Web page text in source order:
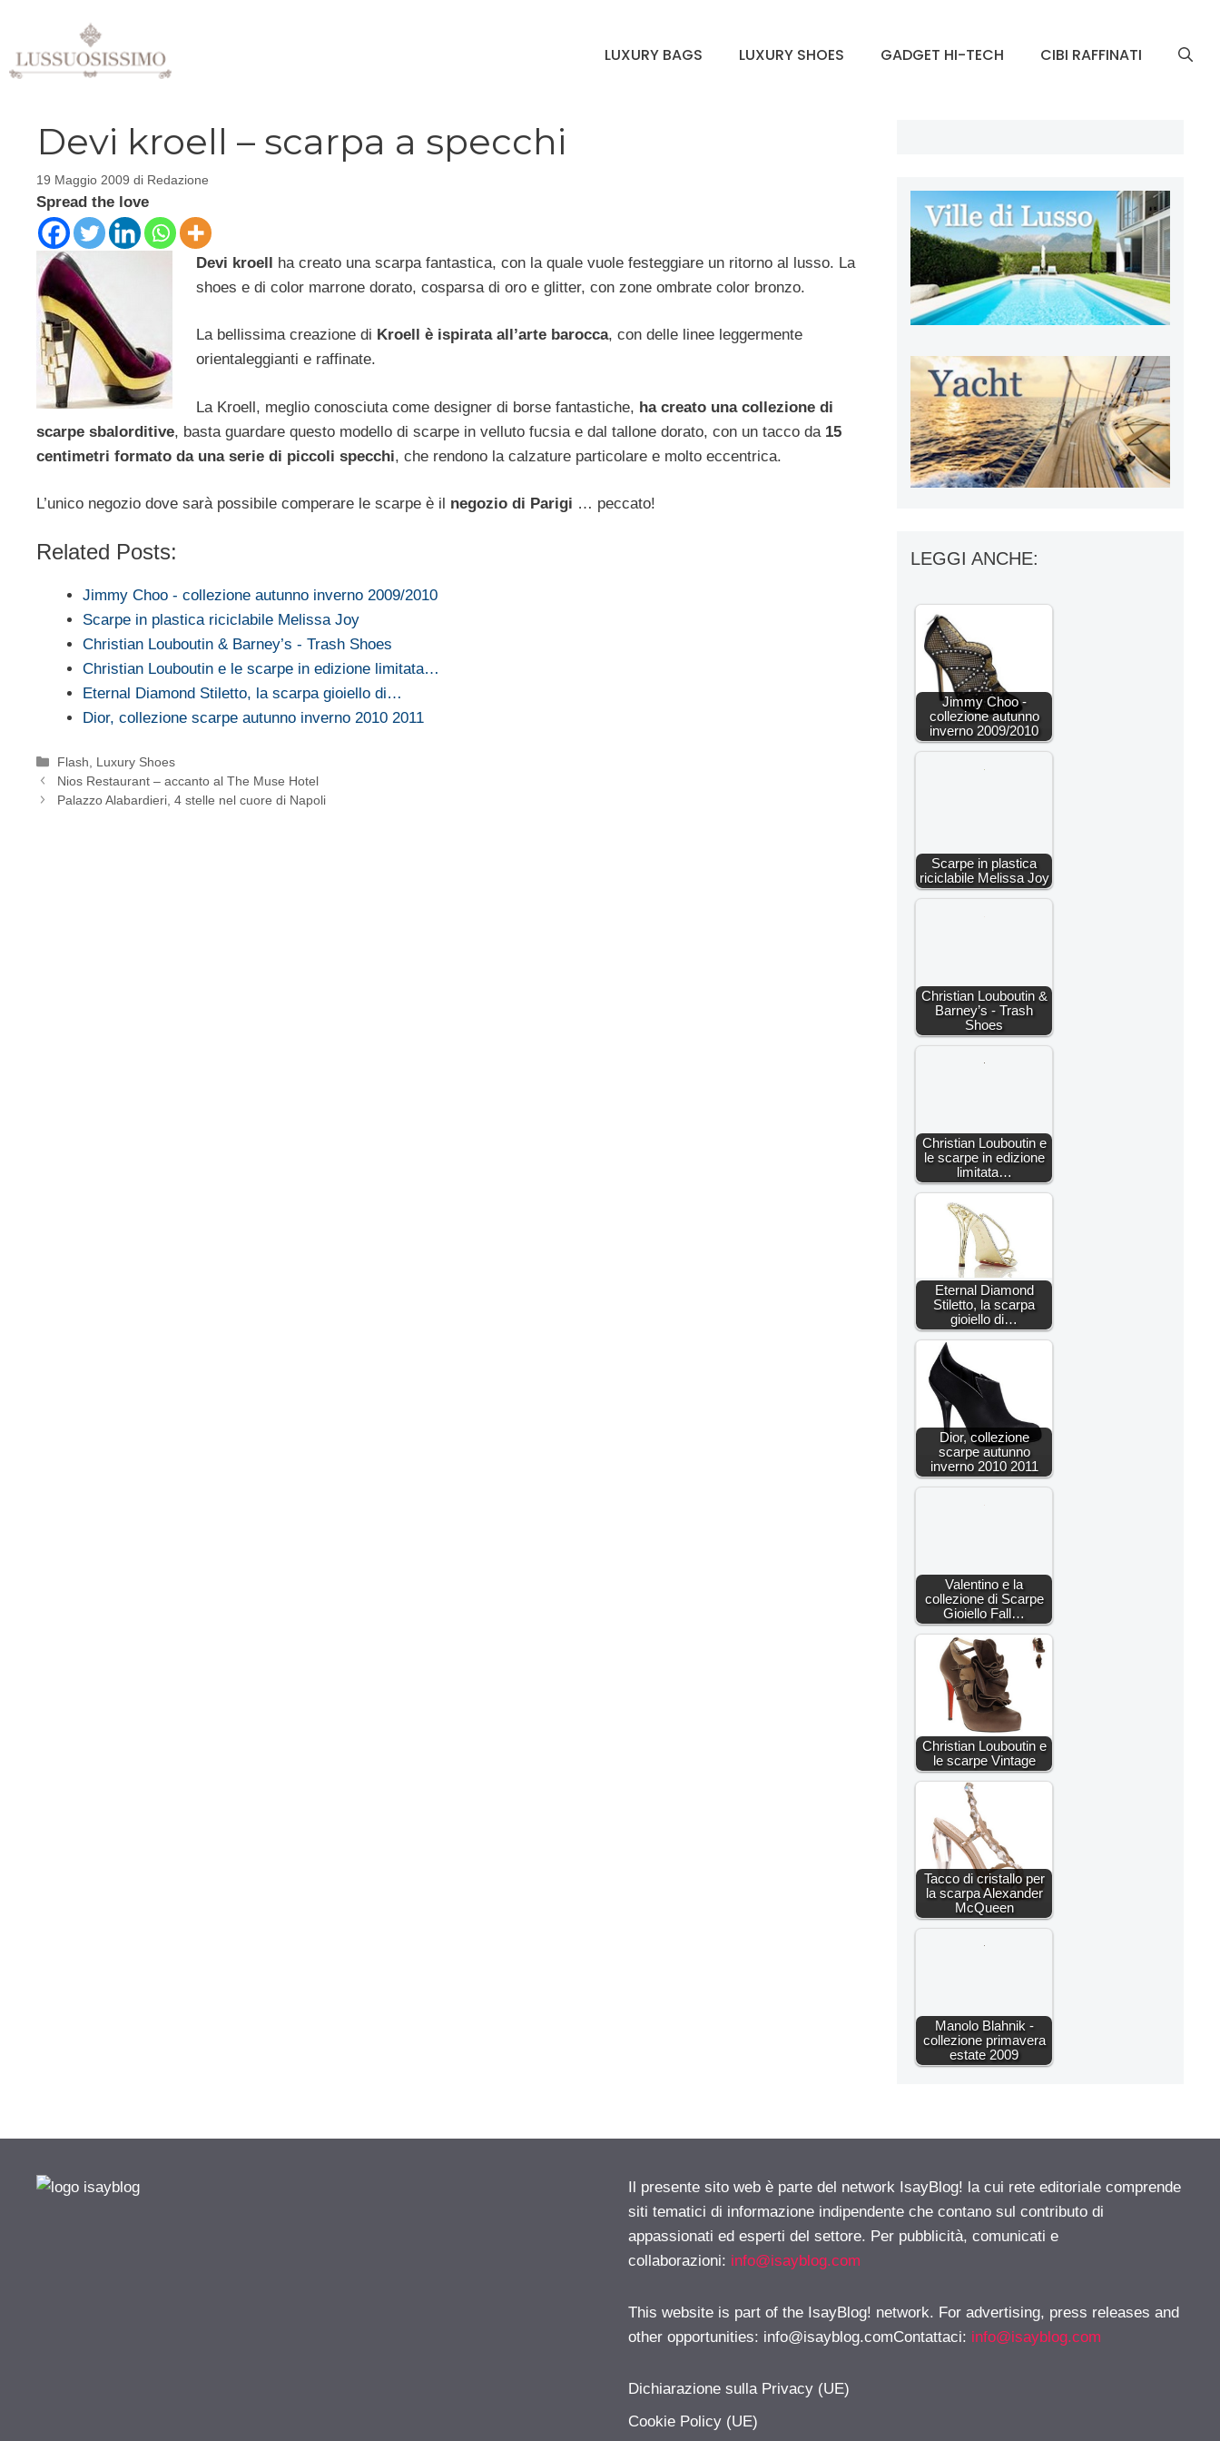
contenuto
LUXURY BAGS LUXURY SHOES GADGET HI-TECH CIBI RAFFINATI
Devi kroell – scarpa a specchi
19 Maggio 2009 di Redazione
Spread the love
Devi kroell ha creato una scarpa fantastica, con la quale vuole festeggiare un ritorno al lusso. La
shoes e di color marrone dorato, cosparsa di oro e glitter, con zone ombrate color bronzo.
La bellissima creazione di Kroell è ispirata all’arte barocca, con delle linee leggermente
orientaleggianti e raffinate.
La Kroell, meglio conosciuta come designer di borse fantastiche, ha creato una collezione di
scarpe sbalorditive, basta guardare questo modello di scarpe in velluto fucsia e dal tallone dorato, con un tacco da 15
centimetri formato da una serie di piccoli specchi, che rendono la calzature particolare e molto eccentrica.
L’unico negozio dove sarà possibile comperare le scarpe è il negozio di Parigi … peccato!
Related Posts:
Jimmy Choo - collezione autunno inverno 2009/2010
Scarpe in plastica riciclabile Melissa Joy
Christian Louboutin & Barney’s - Trash Shoes
Christian Louboutin e le scarpe in edizione limitata…
Eternal Diamond Stiletto, la scarpa gioiello di…
Dior, collezione scarpe autunno inverno 2010 2011
Categorie
Flash
Luxury Shoes
Nios Restaurant – accanto al The Muse Hotel
Palazzo Alabardieri, 4 stelle nel cuore di Napoli
LEGGI ANCHE:
Jimmy Choo -
collezione autunno
inverno 2009/2010
Scarpe in plastica
riciclabile Melissa Joy
Christian Louboutin &
Barney’s - Trash
Shoes
Christian Louboutin e
le scarpe in edizione
limitata…
Eternal Diamond
Stiletto, la scarpa
gioiello di…
Dior, collezione
scarpe autunno
inverno 2010 2011
Valentino e la
collezione di Scarpe
Gioiello Fall…
Christian Louboutin e
le scarpe Vintage
Tacco di cristallo per
la scarpa Alexander
McQueen
Manolo Blahnik -
collezione primavera
estate 2009
Il presente sito web è parte del network IsayBlog! la cui rete editoriale comprende
siti tematici di informazione indipendente che contano sul contributo di
appassionati ed esperti del settore. Per pubblicità, comunicati e
collaborazioni: info@isayblog.com
This website is part of the IsayBlog! network. For advertising, press releases and
other opportunities: info@isayblog.comContattaci: info@isayblog.com
Dichiarazione sulla Privacy (UE)
Cookie Policy (UE)